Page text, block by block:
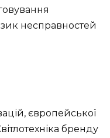
несправностей
європейської
бренду